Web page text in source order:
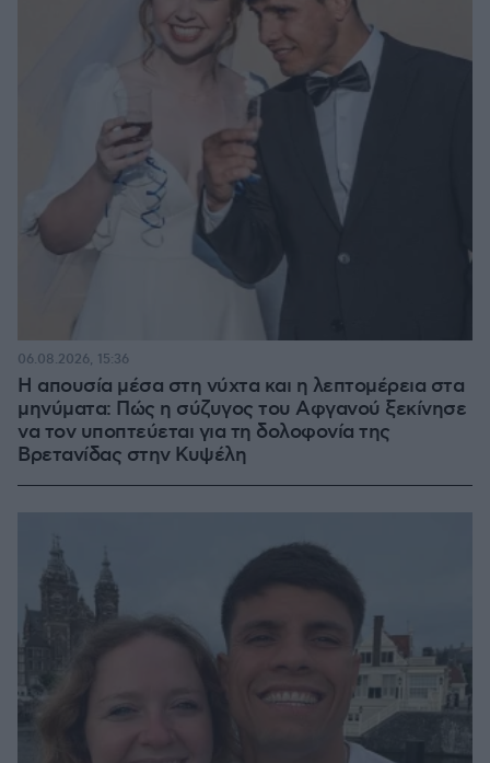
Η απουσία μέσα στη νύχτα και η λεπτομέρεια στα
μηνύματα: Πώς η σύζυγος του Αφγανού ξεκίνησε
να τον υποπτεύεται για τη δολοφονία της
Βρετανίδας στην Κυψέλη
06.08.2026, 15:36